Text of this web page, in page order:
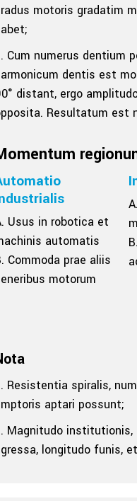
motoris gradatim
Cum numerus dentium
dentis est
distant, ergo
Resultatum est
Usus in robotica et
automatis
Commoda prae aliis
motorum
Resistentia spiralis,
aptari possunt;
Magnitudo institutionis,
longitudo funis,